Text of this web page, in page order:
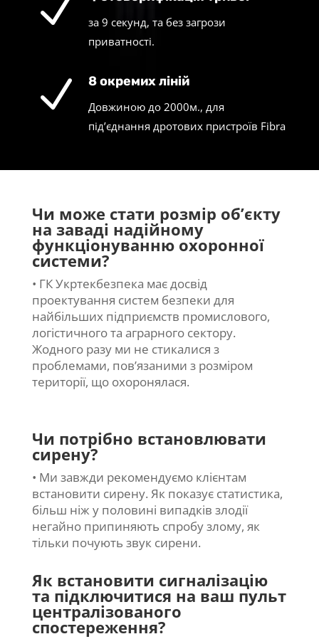
N
за 9 секунд, та без загрози
приватності.
N 8 окремих ліній
Довжиною до 2000м., для
під’єднання дротових пристроїв Fibra
Чи може стати розмір об’єкту
на заваді надійному
функціонуванню охоронної
системи?
• ГК Укртекбезпека має досвід
проектування систем безпеки для
найбільших підприємств промислового,
логістичного та аграрного сектору.
Жодного разу ми не стикалися з
проблемами, пов’язаними з розміром
території, що охоронялася.
Чи потрібно встановлювати
сирену?
• Ми завжди рекомендуємо клієнтам
встановити сирену. Як показує статистика,
більш ніж у половині випадків злодії
негайно припиняють спробу злому, як
тільки почують звук сирени.
Як встановити сигналізацію
та підключитися на ваш пульт
централізованого
спостереження?